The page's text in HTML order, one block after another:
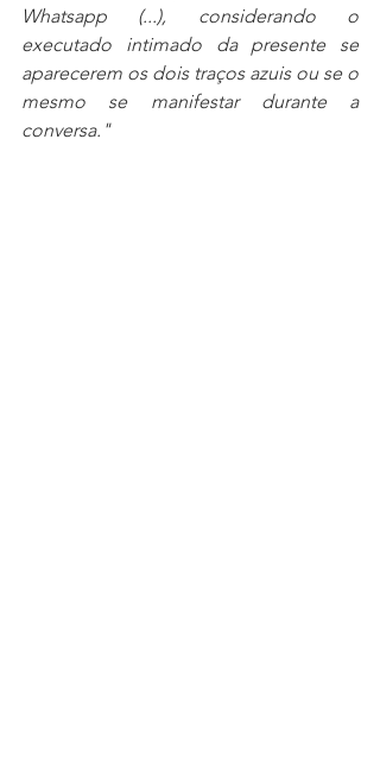
Whatsapp (...), considerando o
executado intimado da presente se
aparecerem os dois traços azuis ou se o
mesmo se manifestar durante a
conversa."